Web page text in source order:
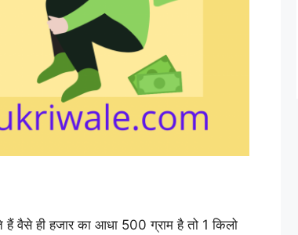
हैं वैसे ही हजार का आधा 500 ग्राम है तो 1 किलो